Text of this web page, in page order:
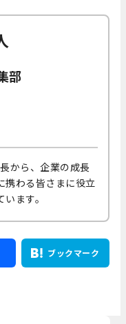
部
から、企業の成長
携わる皆さまに役立
ます。
ブックマーク